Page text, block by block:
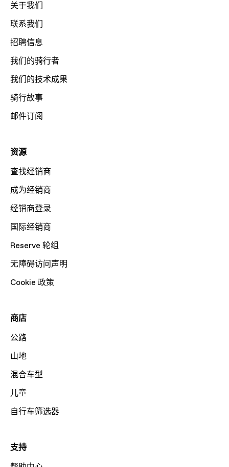
关于我们
联系我们
招聘信息
我们的骑行者
我们的技术成果
骑行故事
邮件订阅
资源
查找经销商
成为经销商
经销商登录
国际经销商
Reserve 轮组
无障碍访问声明
Cookie 政策
商店
公路
山地
混合车型
儿童
自行车筛选器
支持